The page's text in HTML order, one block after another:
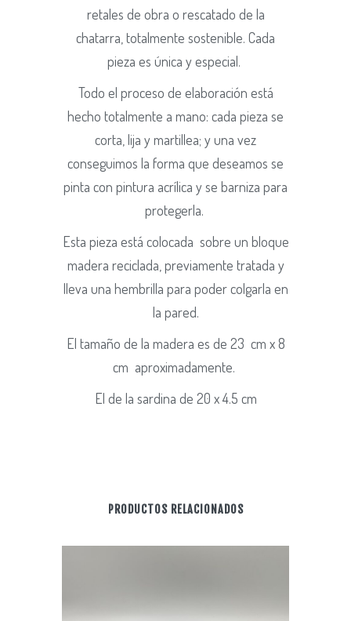
retales de obra o rescatado de la
chatarra, totalmente sostenible. Cada
pieza es única y especial.
Todo el proceso de elaboración está
hecho totalmente a mano: cada pieza se
corta, lija y martillea; y una vez
conseguimos la forma que deseamos se
pinta con pintura acrílica y se barniza para
protegerla.
Esta pieza está colocada sobre un bloque
madera reciclada, previamente tratada y
lleva una hembrilla para poder colgarla en
la pared.
El tamaño de la madera es de 23 cm x 8
cm aproximadamente.
El de la sardina de 20 x 4.5 cm
PRODUCTOS RELACIONADOS